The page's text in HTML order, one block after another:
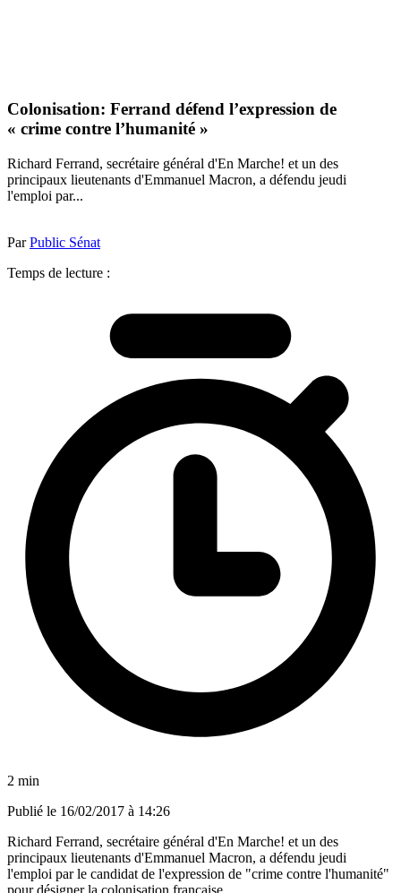
Colonisation: Ferrand défend l’expression de
« crime contre l’humanité »
Richard Ferrand, secrétaire général d'En Marche! et un des
principaux lieutenants d'Emmanuel Macron, a défendu jeudi
l'emploi par...
ParPublic Sénat
Temps de lecture :
2 min
Publié le 16/02/2017 à 14:26
Richard Ferrand, secrétaire général d'En Marche! et un des
principaux lieutenants d'Emmanuel Macron, a défendu jeudi
l'emploi par le candidat de l'expression de "crime contre l'humanité"
pour désigner la colonisation française.